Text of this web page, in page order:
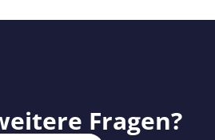
Fragen?